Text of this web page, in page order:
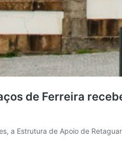
de Ferreira
a Estrutura de Apoio de